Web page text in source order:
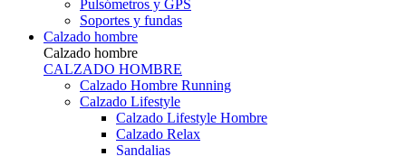
Pulsómetros y GPS
Soportes y fundas
Calzado hombre
Calzado hombre
CALZADO HOMBRE
Calzado Hombre Running
Calzado Lifestyle
Calzado Lifestyle Hombre
Calzado Relax
Sandalias